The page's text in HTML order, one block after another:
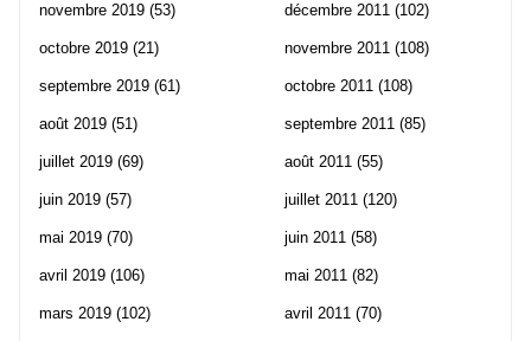
novembre 2019 (53)
octobre 2019 (21)
septembre 2019 (61)
août 2019 (51)
juillet 2019 (69)
juin 2019 (57)
mai 2019 (70)
avril 2019 (106)
mars 2019 (102)
décembre 2011 (102)
novembre 2011 (108)
octobre 2011 (108)
septembre 2011 (85)
août 2011 (55)
juillet 2011 (120)
juin 2011 (58)
mai 2011 (82)
avril 2011 (70)